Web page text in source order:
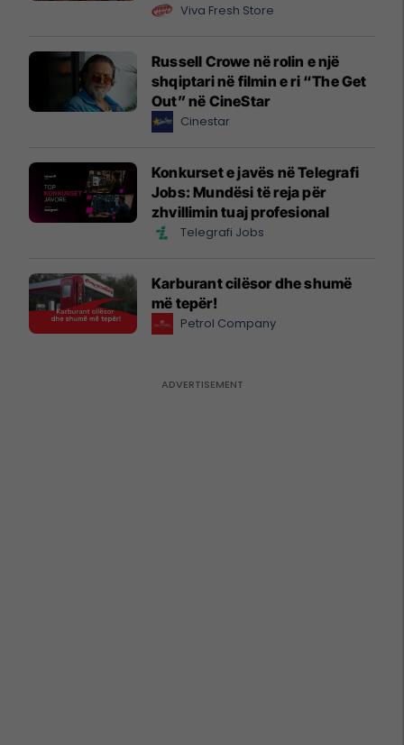
Viva Fresh Store
Russell Crowe në rolin e një
shqiptari në filmin e ri “The Get
Out” në CineStar
Cinestar
Konkurset e javës në Telegrafi
Jobs: Mundësi të reja për
zhvillimin tuaj profesional
Telegrafi Jobs
Karburant cilësor dhe shumë
më tepër!
Petrol Company